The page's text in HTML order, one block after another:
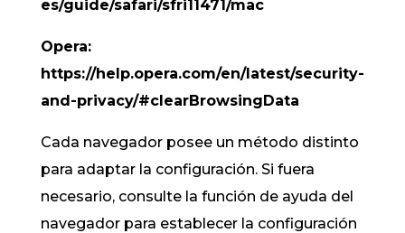
es/guide/safari/sfri11471/mac
Opera:
https://help.opera.com/en/latest/security-
and-privacy/#clearBrowsingData
Cada navegador posee un método distinto
para adaptar la configuración. Si fuera
necesario, consulte la función de ayuda del
navegador para establecer la configuración